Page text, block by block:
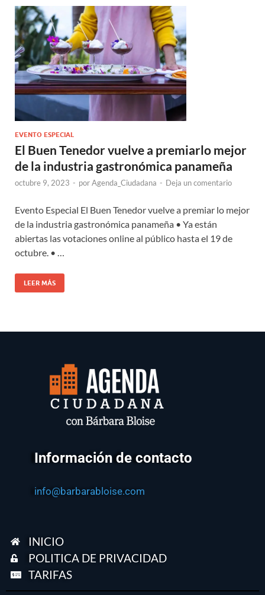
EVENTO ESPECIAL
El Buen Tenedor vuelve a premiarlo mejor
de la industria gastronómica panameña
octubre 9, 2023 - porAgenda_Ciudadana - Deja un comentario
Evento Especial El Buen Tenedor vuelve a premiar lo mejor
de la industria gastronómica panameña • Ya están
abiertas las votaciones online al público hasta el 19 de
octubre. • …
LEER MÁS
Información de contacto
info@barbarabloise.com
INICIO
POLITICA DE PRIVACIDAD
TARIFAS